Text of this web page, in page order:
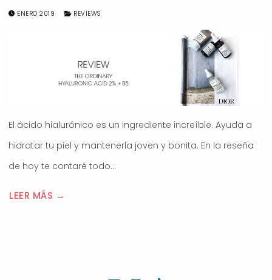
ENERO 2019 REVIEWS
El ácido hialurónico es un ingrediente increíble. Ayuda a
hidratar tu piel y mantenerla joven y bonita. En la reseña
de hoy te contaré todo…
LEER MÁS →